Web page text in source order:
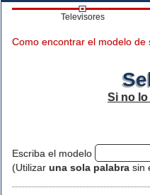
Televisores
Como encontrar el modelo de
Si no
Escriba el modelo
(Utilizar una sola palabra sin